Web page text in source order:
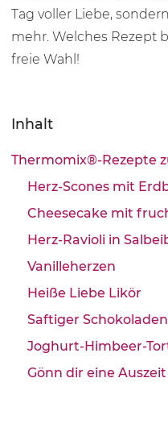
Tag voller Liebe,
mehr. Welches Rezept
freie Wahl!
Inhalt
Thermomix®-Rezepte
Herz-Scones mit
Cheesecake mit
Herz-Ravioli in
Vanilleherzen
Heiße Liebe Likör
Saftiger
Joghurt-Himbeer-
Gönn dir eine Auszeit